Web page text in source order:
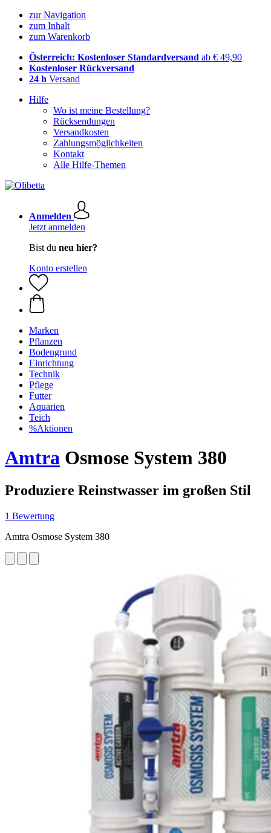
zur Navigation
zum Inhalt
zum Warenkorb
Österreich: Kostenloser Standardversand ab € 49,90
Kostenloser Rückversand
24 h Versand
Hilfe
Wo ist meine Bestellung?
Rücksendungen
Versandkosten
Zahlungsmöglichkeiten
Kontakt
Alle Hilfe-Themen
Anmelden
Jetzt anmelden
Bist du neu hier?
Konto erstellen
Marken
Pflanzen
Bodengrund
Einrichtung
Technik
Pflege
Futter
Aquarien
Teich
%Aktionen
Amtra Osmose System 380
Produziere Reinstwasser im großen Stil
1 Bewertung
Amtra Osmose System 380